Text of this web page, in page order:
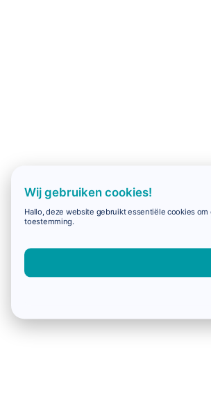
Wij gebruiken cookies!
Hallo, deze website gebruikt essentiële cookies
toestemming.